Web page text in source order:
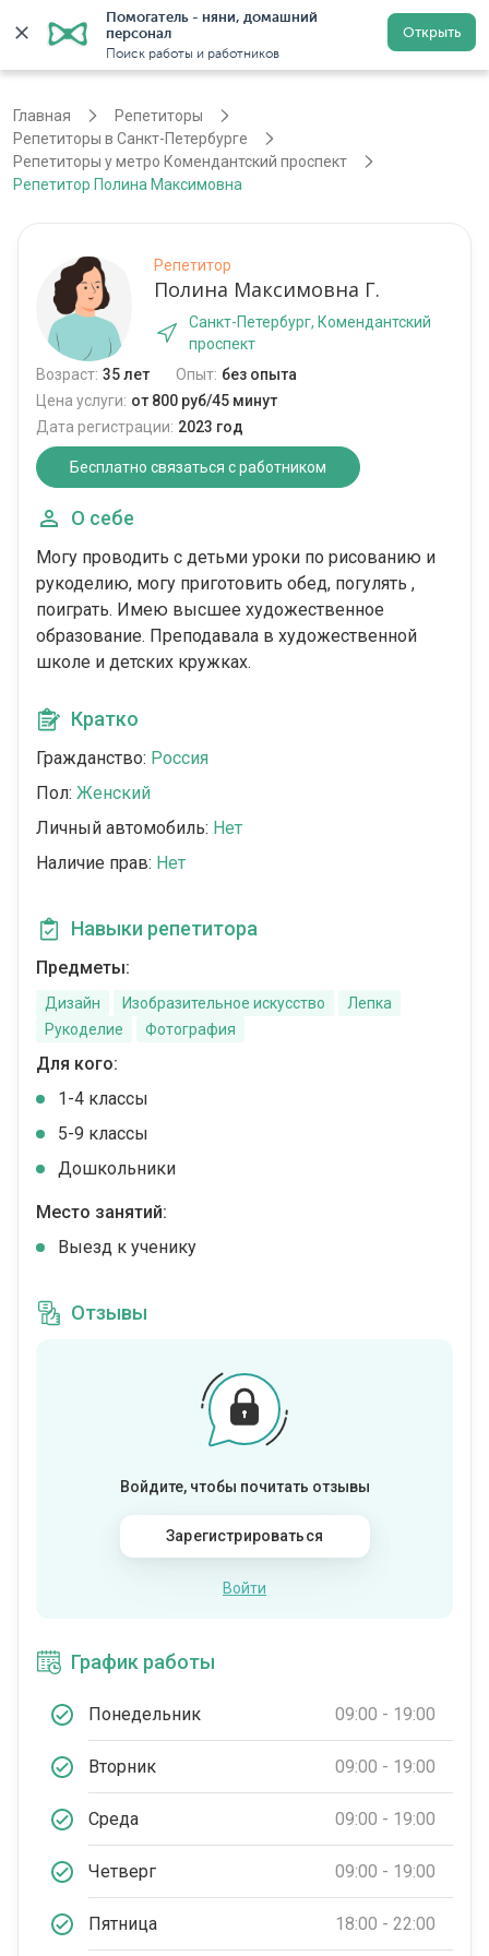
Помогатель - няни, домашний
персонал
Поиск работы и работников
Открыть
Санкт-Петербург Регистрация
Главная
Репетиторы
Репетиторы в Санкт-Петербурге
Репетиторы у метро Комендантский проспект
Репетитор Полина Максимовна
Репетитор
Полина Максимовна Г.
Санкт-Петербург, Комендантский
проспект
Возраст: 35 лет Опыт: без опыта
Цена услуги: от 800 руб/45 минут
Дата регистрации: 2023 год
Бесплатно связаться с работником
О себе
Могу проводить с детьми уроки по рисованию и
рукоделию, могу приготовить обед, погулять ,
поиграть. Имею высшее художественное
образование. Преподавала в художественной
школе и детских кружках.
Кратко
Гражданство: Россия
Пол: Женский
Личный автомобиль: Нет
Наличие прав: Нет
Навыки репетитора
Предметы:
Дизайн Изобразительное искусство
Лепка
Рукоделие
Фотография
Для кого:
1-4 классы
5-9 классы
Дошкольники
Место занятий:
Выезд к ученику
Отзывы
Войдите, чтобы почитать отзывы
Зарегистрироваться
Войти
График работы
Понедельник 09:00 - 19:00
Вторник 09:00 - 19:00
Среда 09:00 - 19:00
Четверг 09:00 - 19:00
Пятница 18:00 - 22:00